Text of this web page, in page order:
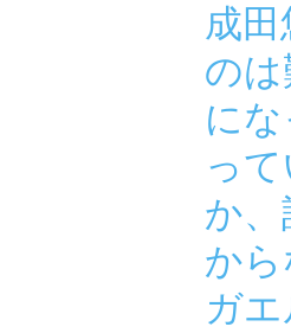
成
の
に
っ
か
か
ガ